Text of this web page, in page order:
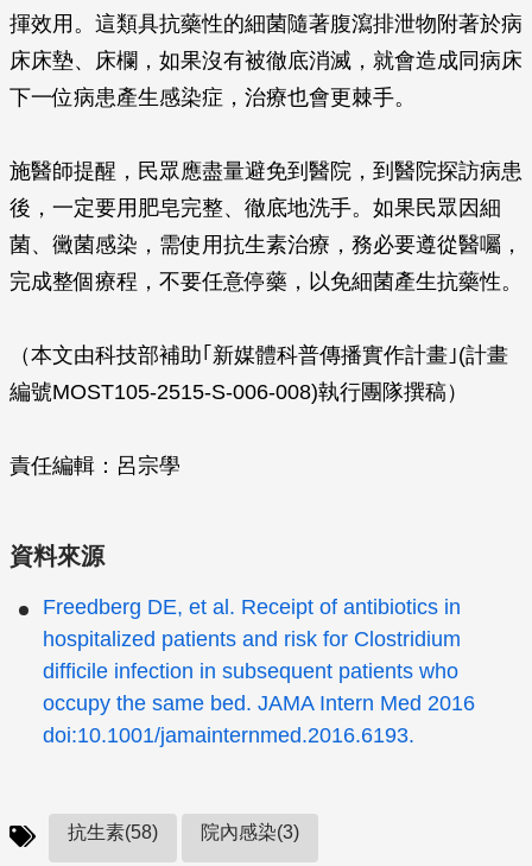
揮效用。這類具抗藥性的細菌隨著腹瀉排泄物附著於病
床床墊、床欄，如果沒有被徹底消滅，就會造成同病床
下一位病患產生感染症，治療也會更棘手。
施醫師提醒，民眾應盡量避免到醫院，到醫院探訪病患
後，一定要用肥皂完整、徹底地洗手。如果民眾因細
菌、黴菌感染，需使用抗生素治療，務必要遵從醫囑，
完成整個療程，不要任意停藥，以免細菌產生抗藥性。
（本文由科技部補助｢新媒體科普傳播實作計畫｣(計畫
編號MOST105-2515-S-006-008)執行團隊撰稿）
責任編輯：呂宗學
資料來源
Freedberg DE, et al. Receipt of antibiotics in
hospitalized patients and risk for Clostridium
difficile infection in subsequent patients who
occupy the same bed. JAMA Intern Med 2016
doi:10.1001/jamainternmed.2016.6193.
抗生素(58) 院內感染(3)